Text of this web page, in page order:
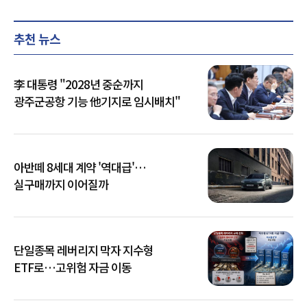
추천 뉴스
李 대통령 "2028년 중순까지
광주군공항 기능 他기지로 임시배치"
아반떼 8세대 계약 '역대급'…
실구매까지 이어질까
단일종목 레버리지 막자 지수형
ETF로…고위험 자금 이동